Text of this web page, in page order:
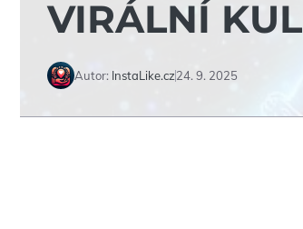
VIRÁLNÍ
Autor: InstaLike.cz24. 9. 2025